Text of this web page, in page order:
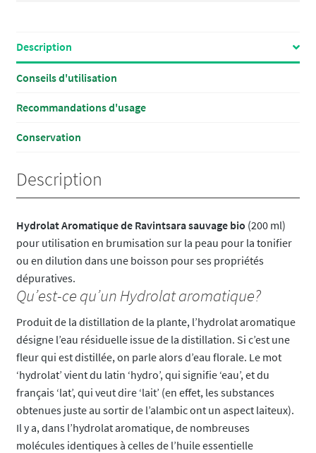
Description
Conseils d'utilisation
Recommandations d'usage
Conservation
Description
Hydrolat Aromatique de Ravintsara sauvage bio (200 ml)
pour utilisation en brumisation sur la peau pour la tonifier
ou en dilution dans une boisson pour ses propriétés
dépuratives.
Qu’est-ce qu’un Hydrolat aromatique?
Produit de la distillation de la plante, l’hydrolataromatique
désigne l’eau résiduelle issue de la distillation. Si c’est une
fleur qui est distillée, on parle alors d’eau florale. Le mot
‘hydrolat’ vient du latin ‘hydro’, qui signifie ‘eau’, et du
français ‘lat’, qui veut dire ‘lait’ (en effet, les substances
obtenues juste au sortir de l’alambic ont un aspect laiteux).
Il y a, dans l’hydrolat aromatique, de nombreuses
molécules identiques à celles de l’huile essentielle